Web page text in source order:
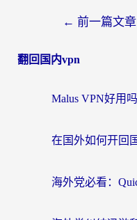
← 前一篇文章
翻回国内vpn